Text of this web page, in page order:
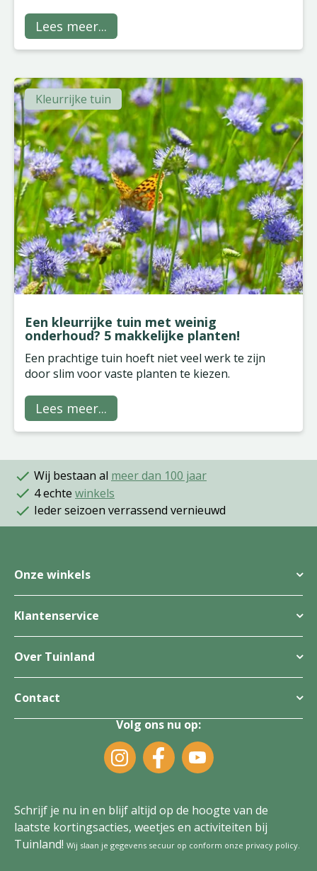
Lees meer...
Een kleurrijke tuin met weinig
onderhoud? 5 makkelijke planten!
Kleurrijke tuin
Een prachtige tuin hoeft niet veel werk te zijn
door slim voor vaste planten te kiezen.
Lees meer...
Wij bestaan al meer dan 100 jaar
4 echte winkels
Ieder seizoen verrassend vernieuwd
Onze winkels
Klantenservice
Over Tuinland
Contact
Volg ons nu op:
Schrijf je nu in en blijf altijd op de hoogte van de
laatste kortingsacties, weetjes en activiteiten bij
Tuinland! Wij slaan je gegevens secuur op conform onze privacy policy.